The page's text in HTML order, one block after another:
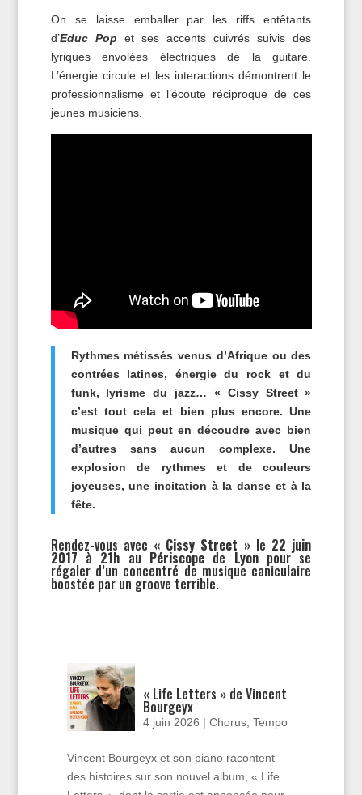
On se laisse emballer par les riffs entêtants
d’Educ Pop et ses accents cuivrés suivis des
lyriques envolées électriques de la guitare.
L’énergie circule et les interactions démontrent le
professionnalisme et l’écoute réciproque de ces
jeunes musiciens.
Rythmes métissés venus d’Afrique ou des
contrées latines, énergie du rock et du
funk, lyrisme du jazz… « Cissy Street »
c’est tout cela et bien plus encore. Une
musique qui peut en découdre avec bien
d’autres sans aucun complexe. Une
explosion de rythmes et de couleurs
joyeuses, une incitation à la danse et à la
fête.
Rendez-vous avec « Cissy Street »le 22 juin
2017 à 21h au Périscope de Lyonpour se
régaler d’un concentré de musique caniculaire
boostée par un groove terrible.
« Life Letters » de Vincent
Bourgeyx
4 juin 2026 |Chorus ,Tempo
Vincent Bourgeyx et son piano racontent
des histoires sur son nouvel album, « Life